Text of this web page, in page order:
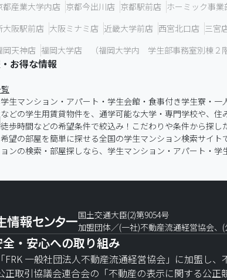
都産業大学内店 京都今出川店 京都駅前店 ホーミック事業
大阪駅前店 大阪ミナミ店 近畿大学前店 西宮北口店 三宮
岡天神店 福岡大学店 （福岡大学内 学生部事務室別棟２階
お得な情報
学生マンション・アパート・学生会館・食事付き学生寮・
などの学生用賃貸物件を、通学可能な大学・専門学校や、
徒歩時間などの希望条件で絞込み！こだわりや条件から探
希望の部屋を簡単に探せる全国の学生マンション検索サイ
ョンの検索・部屋探しなら、学生マンション・アパート・
国土交通大臣(2)第9054号
加盟団体／(一社)不動産流通経営協会
・安心への取り組み
「FRK 一般社団法人不動産流通経営協会」に加盟し、
正取引協議会連合会の「不動産の表示に関する公正